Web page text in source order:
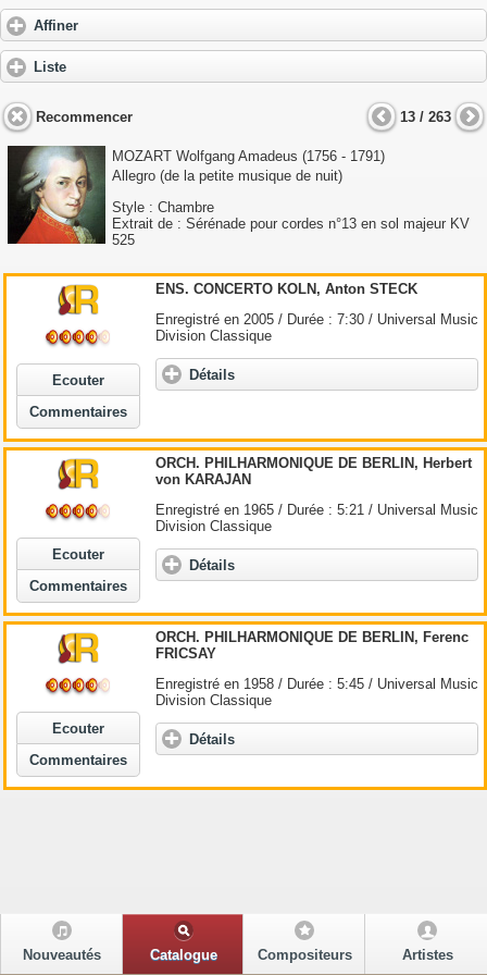
Affiner
Liste
Recommencer 13 / 263
MOZART Wolfgang Amadeus (1756 - 1791)
Allegro (de la petite musique de nuit)
Style : Chambre
Extrait de : Sérénade pour cordes n°13 en sol majeur KV
525
Ecouter
Commentaires
ENS. CONCERTO KOLN, Anton STECK
Enregistré en 2005 / Durée : 7:30 / Universal Music
Division Classique
Détails
Ecouter
Commentaires
ORCH. PHILHARMONIQUE DE BERLIN, Herbert
von KARAJAN
Enregistré en 1965 / Durée : 5:21 / Universal Music
Division Classique
Détails
Ecouter
Commentaires
ORCH. PHILHARMONIQUE DE BERLIN, Ferenc
FRICSAY
Enregistré en 1958 / Durée : 5:45 / Universal Music
Division Classique
Détails
Nouveautés Catalogue Compositeurs Artistes